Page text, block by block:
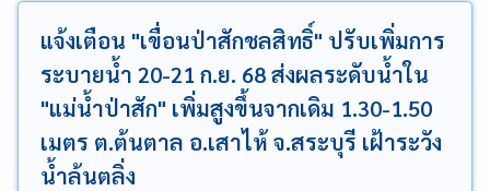
แจ้งเตือน "เขื่อนป่าสักชลสิทธิ์" ปรับเพิ่มการ
ระบายน้ำ 20-21 ก.ย. 68 ส่งผลระดับน้ำใน
"แม่น้ำป่าสัก" เพิ่มสูงขึ้นจากเดิม 1.30-1.50
เมตร ต.ต้นตาล อ.เสาไห้ จ.สระบุรี เฝ้าระวัง
น้ำล้นตลิ่ง